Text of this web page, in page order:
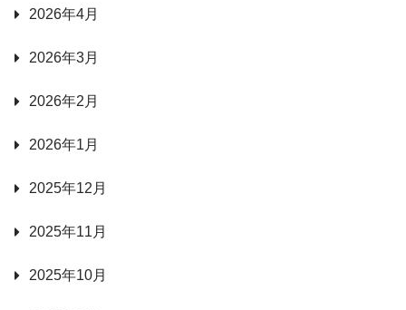
2026年4月
2026年3月
2026年2月
2026年1月
2025年12月
2025年11月
2025年10月